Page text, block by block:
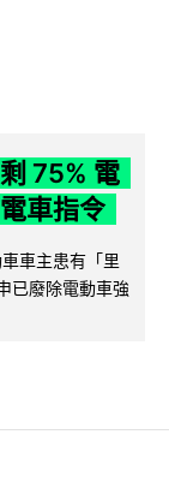
75% 電
車指令
車主患有「里
已廢除電動車強